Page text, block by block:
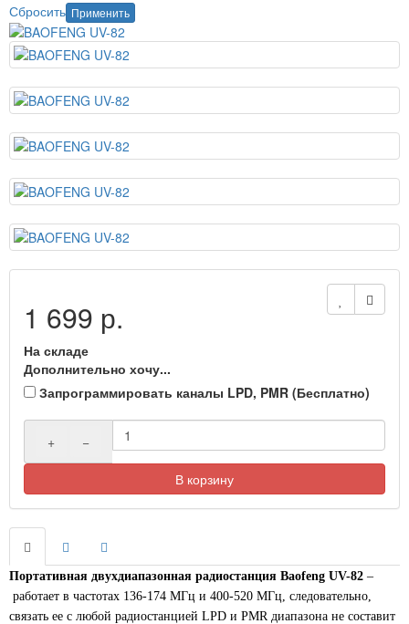
Сбросить Применить
1 699 р.
На складе
Дополнительно хочу...
Запрограммировать каналы LPD, PMR (Бесплатно)
+ −
В корзину
Портативная двухдиапазонная радиостанция Baofeng UV-82 –
работает в частотах 136-174 МГц и 400-520 МГц, следовательно,
связать ее с любой радиостанцией LPD и PMR диапазона не составит